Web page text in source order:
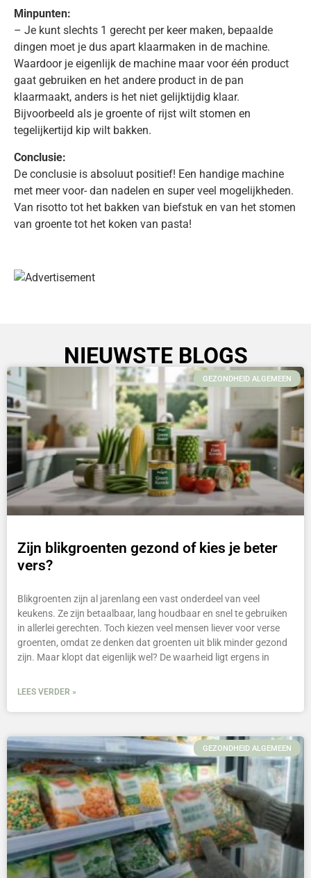
Minpunten:
– Je kunt slechts 1 gerecht per keer maken, bepaalde
dingen moet je dus apart klaarmaken in de machine.
Waardoor je eigenlijk de machine maar voor één product
gaat gebruiken en het andere product in de pan
klaarmaakt, anders is het niet gelijktijdig klaar.
Bijvoorbeeld als je groente of rijst wilt stomen en
tegelijkertijd kip wilt bakken.
Conclusie:
De conclusie is absoluut positief! Een handige machine
met meer voor- dan nadelen en super veel mogelijkheden.
Van risotto tot het bakken van biefstuk en van het stomen
van groente tot het koken van pasta!
NIEUWSTE BLOGS
GEZONDHEID ALGEMEEN
Zijn blikgroenten gezond of kies je beter
vers?
Blikgroenten zijn al jarenlang een vast onderdeel van veel
keukens. Ze zijn betaalbaar, lang houdbaar en snel te gebruiken
in allerlei gerechten. Toch kiezen veel mensen liever voor verse
groenten, omdat ze denken dat groenten uit blik minder gezond
zijn. Maar klopt dat eigenlijk wel? De waarheid ligt ergens in
LEES VERDER »
GEZONDHEID ALGEMEEN